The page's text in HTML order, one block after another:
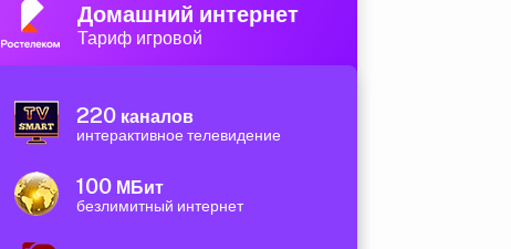
Домашний интернет
Тариф игровой
220 каналов
интерактивное телевидение
100 МБит
безлимитный интернет